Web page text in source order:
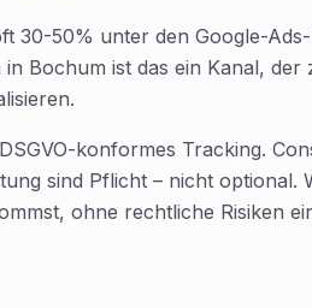
30-50% unter den Google-
Bochum ist das ein Kanal,
konformes Tracking.
sind Pflicht – nicht optional.
ohne rechtliche Risiken